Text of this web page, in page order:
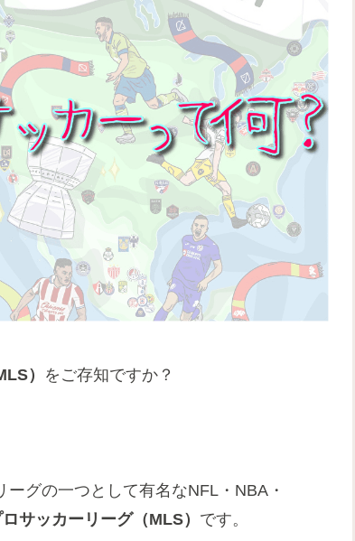
） をご存知ですか？
グの一つとして有名なNFL・NBA・
サッカーリーグ（MLS） です。